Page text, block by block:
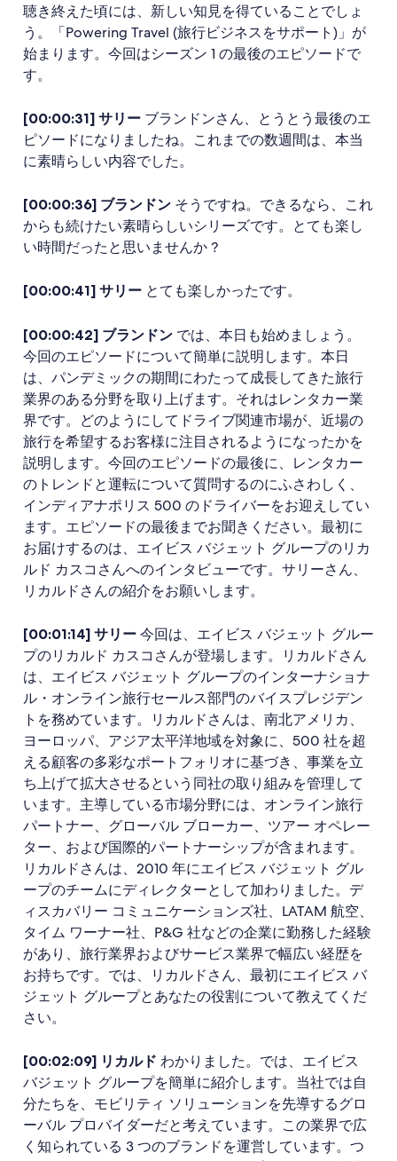
聴き終えた頃には、新しい知見を得ていることでしょ
う。「Powering Travel (旅行ビジネスをサポート)」が
始まります。今回はシーズン 1 の最後のエピソードで
す。
[00:00:31] サリー ブランドンさん、とうとう最後のエ
ピソードになりましたね。これまでの数週間は、本当
に素晴らしい内容でした。
[00:00:36] ブランドン そうですね。できるなら、これ
からも続けたい素晴らしいシリーズです。とても楽し
い時間だったと思いませんか ?
[00:00:41] サリー とても楽しかったです。
[00:00:42] ブランドン では、本日も始めましょう。
今回のエピソードについて簡単に説明します。本日
は、パンデミックの期間にわたって成長してきた旅行
業界のある分野を取り上げます。それはレンタカー業
界です。どのようにしてドライブ関連市場が、近場の
旅行を希望するお客様に注目されるようになったかを
説明します。今回のエピソードの最後に、レンタカー
のトレンドと運転について質問するのにふさわしく、
インディアナポリス 500 のドライバーをお迎えしてい
ます。エピソードの最後までお聞きください。最初に
お届けするのは、エイビス バジェット グループのリカ
ルド カスコさんへのインタビューです。サリーさん、
リカルドさんの紹介をお願いします。
[00:01:14] サリー 今回は、エイビス バジェット グルー
プのリカルド カスコさんが登場します。リカルドさん
は、エイビス バジェット グループのインターナショナ
ル・オンライン旅行セールス部門のバイスプレジデン
トを務めています。リカルドさんは、南北アメリカ、
ヨーロッパ、アジア太平洋地域を対象に、500 社を超
える顧客の多彩なポートフォリオに基づき、事業を立
ち上げて拡大させるという同社の取り組みを管理して
います。主導している市場分野には、オンライン旅行
パートナー、グローバル ブローカー、ツアー オペレー
ター、および国際的パートナーシップが含まれます。
リカルドさんは、2010 年にエイビス バジェット グル
ープのチームにディレクターとして加わりました。デ
ィスカバリー コミュニケーションズ社、LATAM 航空、
タイム ワーナー社、P&G 社などの企業に勤務した経験
があり、旅行業界およびサービス業界で幅広い経歴を
お持ちです。では、リカルドさん、最初にエイビス バ
ジェット グループとあなたの役割について教えてくだ
さい。
[00:02:09] リカルド わかりました。では、エイビス
バジェット グループを簡単に紹介します。当社では自
分たちを、モビリティ ソリューションを先導するグロ
ーバル プロバイダーだと考えています。この業界で広
く知られている 3 つのブランドを運営しています。つ